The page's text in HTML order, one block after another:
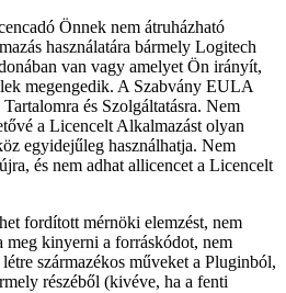
Önnek nem átruházható
használatára bármely Logitech
van vagy amelyet Ön irányít,
megengedik. A Szabvány EULA
és Szolgáltatásra. Nem
a Licencelt Alkalmazást olyan
egyidejűleg használhatja. Nem
és nem adhat allicencet a Licencelt
fordított mérnöki elemzést, nem
meg kinyerni a forráskódot, nem
származékos műveket a Pluginból,
részéből (kivéve, ha a fenti